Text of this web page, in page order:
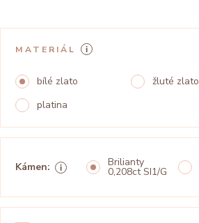
MATERIÁL
bílé zlato žluté zlato
platina
Kámen: Brilianty
0,208ct SI1/G